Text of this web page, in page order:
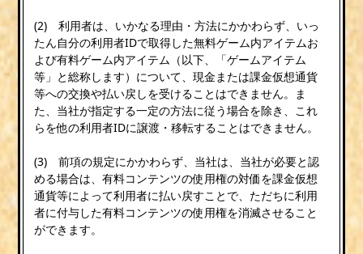
(2) 利用者は、いかなる理由・方法にかかわらず、いっ
たん自分の利用者IDで取得した無料ゲーム内アイテムお
よび有料ゲーム内アイテム（以下、「ゲームアイテム
等」と総称します）について、現金または課金仮想通貨
等への交換や払い戻しを受けることはできません。ま
た、当社が指定する一定の方法に従う場合を除き、これ
らを他の利用者IDに譲渡・移転することはできません。
(3) 前項の規定にかかわらず、当社は、当社が必要と認
める場合は、有料コンテンツの使用権の対価を課金仮想
通貨等によって利用者に払い戻すことで、ただちに利用
者に付与した有料コンテンツの使用権を消滅させること
ができます。